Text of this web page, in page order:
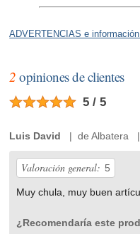
ADVERTENCIAS e
2 opiniones de clientes
5 / 5
Luis David | de Albatera |
Valoración general: 5
Muy chula, muy buen
¿Recomendaría este